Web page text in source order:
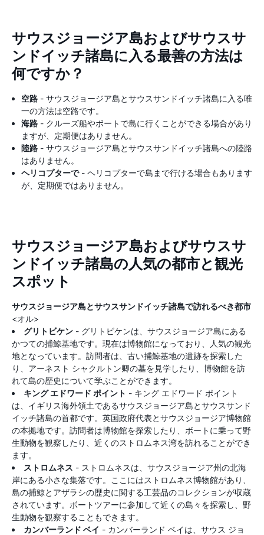
サウスジョージア島およびサウスサ
ンドイッチ諸島に入る最善の方法は
何ですか？
空路 - サウスジョージア島とサウスサンドイッチ諸島に入る唯
一の方法は空路です。
海路 - クルーズ船やボートで島に行くことができる場合があり
ますが、定期便はありません。
陸路 - サウスジョージア島とサウスサンドイッチ諸島への陸路
はありません。
ヘリコプターで- ヘリコプターで島まで行ける場合もあります
が、定期便ではありません。
サウスジョージア島およびサウスサ
ンドイッチ諸島の人気の都市と観光
スポット
サウスジョージア島とサウスサンドイッチ諸島で訪れるべき都市
<オル>
グリトビケン - グリトビケンは、サウスジョージア島にある
かつての捕鯨基地です。現在は博物館になっており、人気の観光
地となっています。訪問者は、古い捕鯨基地の遺跡を探索した
り、アーネスト シャクルトン卿の墓を見学したり、博物館を訪
れて島の歴史について学ぶことができます。
キング エドワード ポイント - キング エドワード ポイント
は、イギリス海外領土であるサウスジョージア島とサウスサンド
イッチ諸島の首都です。英国政府代表とサウスジョージア博物館
の本拠地です。訪問者は博物館を探索したり、ボートに乗って野
生動物を観察したり、近くのストロムネス湾を訪れることができ
ます。
ストロムネス - ストロムネスは、サウスジョージア州の北海
岸にある小さな集落です。ここにはストロムネス博物館があり、
島の捕鯨とアザラシの歴史に関する工芸品のコレクションが収蔵
されています。ボートツアーに参加して近くの島々を探索し、野
生動物を観察することもできます。
カンバーランド ベイ - カンバーランド ベイは、サウス ジョ